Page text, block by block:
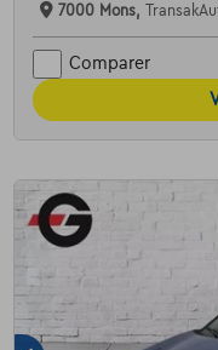
7000 Mons,
Comparer